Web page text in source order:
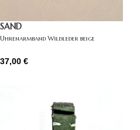
SAND
Uhrenarmband Wildleder beige
37,00 €